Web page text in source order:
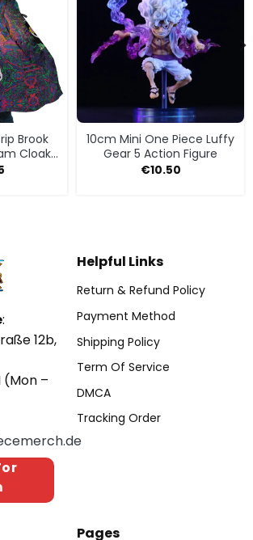
Brook
Cloak
10cm Mini One Piece Luffy
Gear 5 Action Figure
€10.50
:
12b,
(Mon –
Helpful Links
Return & Refund Policy
Payment Method
Shipping Policy
Term Of Service
DMCA
Tracking Order
Pages